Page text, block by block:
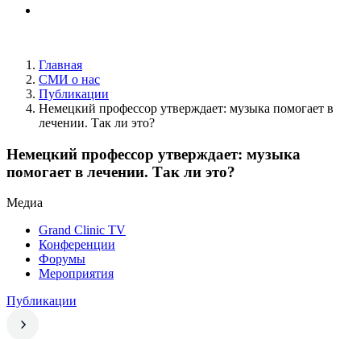
Главная
СМИ о нас
Публикации
Немецкий профессор утверждает: музыка помогает в
лечении. Так ли это?
Немецкий профессор утверждает: музыка
помогает в лечении. Так ли это?
Медиа
Grand Clinic TV
Конференции
Форумы
Мероприятия
Публикации